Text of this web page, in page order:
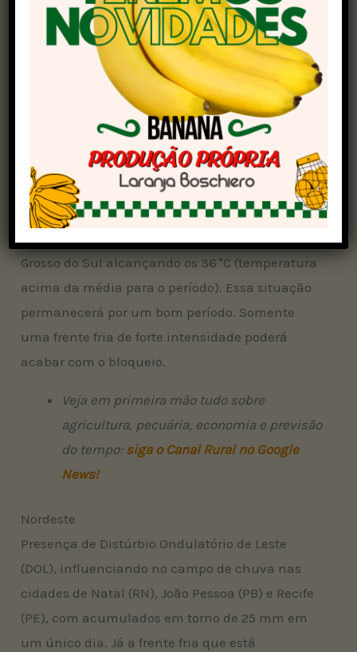
isolada no período da tarde, com baixos
acumulados. O predomínio será de sol com
algumas nuvens, sem possibilidade de chuva
nas demais áreas do Sudeste.
Centro-Oeste
Umidade relativa do ar chegando aos 30% ou
menos em quase todas as áreas do Centro-Oeste
devido ao bloqueio atmosférico e calor no
Grosso do Sul alcançando os 36 °C (temperatura
acima da média para o período). Essa situação
permanecerá por um bom período. Somente
uma frente fria de forte intensidade poderá
acabar com o bloqueio.
Veja em primeira mão tudo sobre
agricultura, pecuária, economia e previsão
do tempo: siga o Canal Rural no Google
News!
Nordeste
Presença de Distúrbio Ondulatório de Leste
(DOL), influenciando no campo de chuva nas
cidades de Natal (RN), João Pessoa (PB) e Recife
(PE), com acumulados em torno de 25 mm em
um único dia. Já a frente fria que está